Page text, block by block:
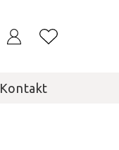
Kontakt